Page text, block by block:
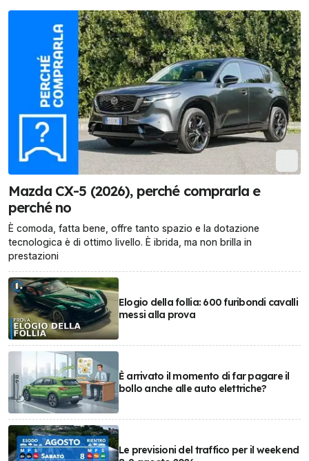
Mazda CX-5 (2026), perché comprarla e
perché no
È comoda, fatta bene, offre tanto spazio e la dotazione
tecnologica è di ottimo livello. È ibrida, ma non brilla in
prestazioni
Elogio della follia: 600 furibondi cavalli
messi alla prova
È arrivato il momento di far pagare il
bollo anche alle auto elettriche?
Le previsioni del traffico per il weekend